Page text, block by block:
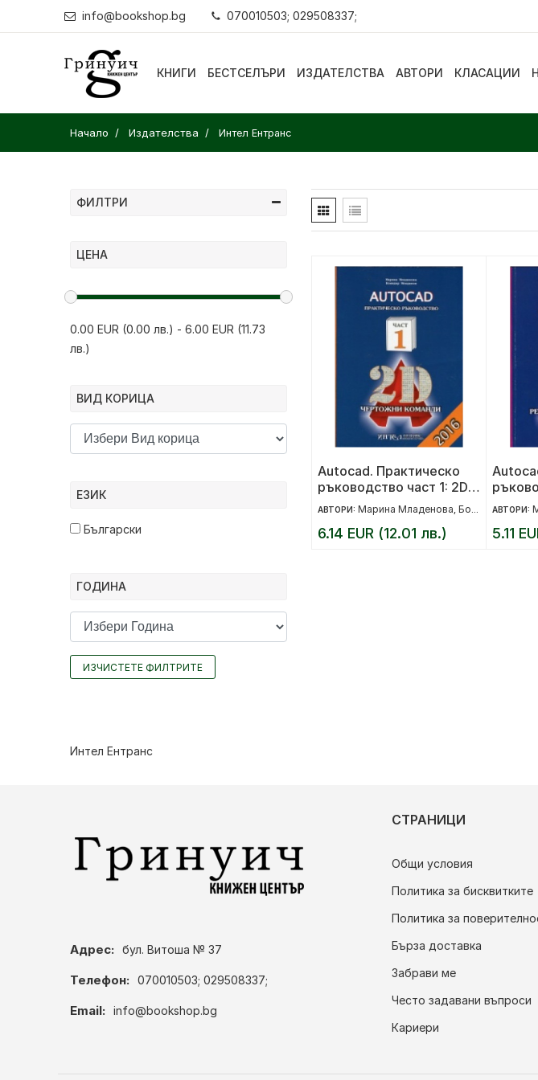
info@bookshop.bg 070010503; 029508337;
КНИГИ БЕСТСЕЛЪРИ ИЗДАТЕЛСТВА АВТОРИ КЛАСАЦИИ
Начало Издателства Интел Ентранс
ФИЛТРИ
ЦЕНА
0.00 EUR (0.00 лв.) - 6.00 EUR (11.73
лв.)
ВИД КОРИЦА
ЕЗИК
Български
ГОДИНА
ИЗЧИСТЕТЕ ФИЛТРИТЕ
Autocad. Практическо
ръководство част 1: 2D
чертожни команди
АВТОРИ: Марина Младенова Божидар Младенов
6.14 EUR (12.01 лв.)
АВТОРИ:
5.11
Интел Ентранс
Адрес: бул. Витоша № 37
Телефон: 070010503; 029508337;
Email: info@bookshop.bg
СТРАНИЦИ
Общи условия
Политика за бисквитките
Политика за
Бърза доставка
Забрави ме
Често задавани въпроси
Кариери